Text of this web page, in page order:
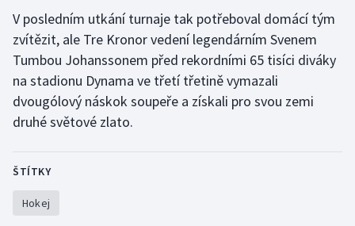
Jezdectví
Judo
Krasobruslení
V posledním utkání turnaje tak potřeboval domácí tým
zvítězit, ale Tre Kronor vedení legendárním Svenem
Tumbou Johanssonem před rekordními 65 tisíci diváky
na stadionu Dynama ve třetí třetině vymazali
dvougólový náskok soupeře a získali pro svou zemi
druhé světové zlato.
ŠTÍTKY
Hokej